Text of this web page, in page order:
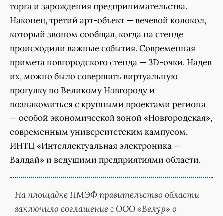
торга и зарождения предпринимательства.
Наконец, третий арт-объект — вечевой колокол,
который звоном сообщал, когда на стенде
происходили важные события. Современная
примета новгородского стенда — 3D-очки. Надев
их, можно было совершить виртуальную
прогулку по Великому Новгороду и
познакомиться с крупными проектами региона
— особой экономической зоной «Новгородская»,
современным университетским кампусом,
ИНТЦ «Интеллектуальная электроника —
Валдай» и ведущими предприятиями области.
На площадке ПМЭФ правительство области
заключило соглашение с ООО «Велур» о